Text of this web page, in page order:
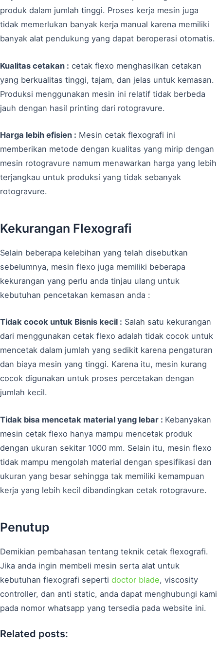
produk dalam jumlah tinggi. Proses kerja mesin juga
tidak memerlukan banyak kerja manual karena memiliki
banyak alat pendukung yang dapat beroperasi otomatis.
Kualitas cetakan : cetak flexo menghasilkan cetakan
yang berkualitas tinggi, tajam, dan jelas untuk kemasan.
Produksi menggunakan mesin ini relatif tidak berbeda
jauh dengan hasil printing dari rotogravure.
Harga lebih efisien : Mesin cetak flexografi ini
memberikan metode dengan kualitas yang mirip dengan
mesin rotogravure namum menawarkan harga yang lebih
terjangkau untuk produksi yang tidak sebanyak
rotogravure.
Kekurangan Flexografi
Selain beberapa kelebihan yang telah disebutkan
sebelumnya, mesin flexo juga memiliki beberapa
kekurangan yang perlu anda tinjau ulang untuk
kebutuhan pencetakan kemasan anda :
Tidak cocok untuk Bisnis kecil : Salah satu kekurangan
dari menggunakan cetak flexo adalah tidak cocok untuk
mencetak dalam jumlah yang sedikit karena pengaturan
dan biaya mesin yang tinggi. Karena itu, mesin kurang
cocok digunakan untuk proses percetakan dengan
jumlah kecil.
Tidak bisa mencetak material yang lebar : Kebanyakan
mesin cetak flexo hanya mampu mencetak produk
dengan ukuran sekitar 1000 mm. Selain itu, mesin flexo
tidak mampu mengolah material dengan spesifikasi dan
ukuran yang besar sehingga tak memiliki kemampuan
kerja yang lebih kecil dibandingkan cetak rotogravure.
Penutup
Demikian pembahasan tentang teknik cetak flexografi.
Jika anda ingin membeli mesin serta alat untuk
kebutuhan flexografi seperti doctor blade, viscosity
controller, dan anti static, anda dapat menghubungi kami
pada nomor whatsapp yang tersedia pada website ini.
Related posts: